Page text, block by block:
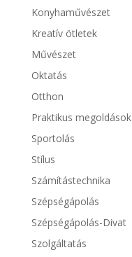
Konyhaművészet
Kreatív ötletek
Művészet
Oktatás
Otthon
Praktikus megoldások
Sportolás
Stílus
Számítástechnika
Szépségápolás
Szépségápolás-Divat
Szolgáltatás